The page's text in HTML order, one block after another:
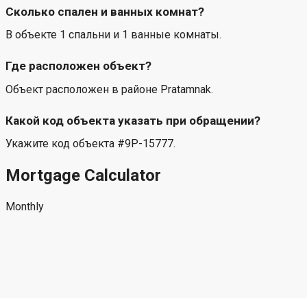
Сколько спален и ванных комнат?
В объекте 1 спальни и 1 ванные комнаты.
Где расположен объект?
Объект расположен в районе Pratamnak.
Какой код объекта указать при обращении?
Укажите код объекта #9P-15777.
Mortgage Calculator
Monthly